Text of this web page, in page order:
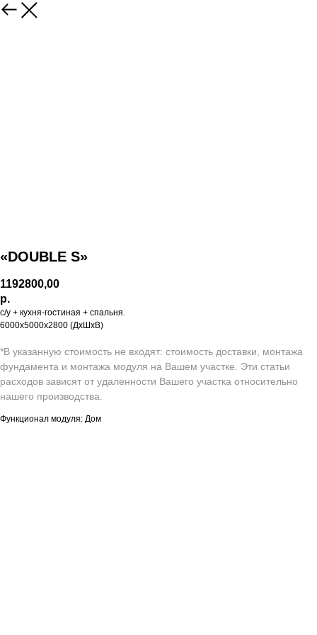
«DOUBLE S»
1192800,00
р.
с/у + кухня-гостиная + спальня.
6000х5000х2800 (ДхШхВ)
*В указанную стоимость не входят: стоимость доставки, монтажа
фундамента и монтажа модуля на Вашем участке. Эти статьи
расходов зависят от удаленности Вашего участка относительно
нашего производства.
Функционал модуля: Дом